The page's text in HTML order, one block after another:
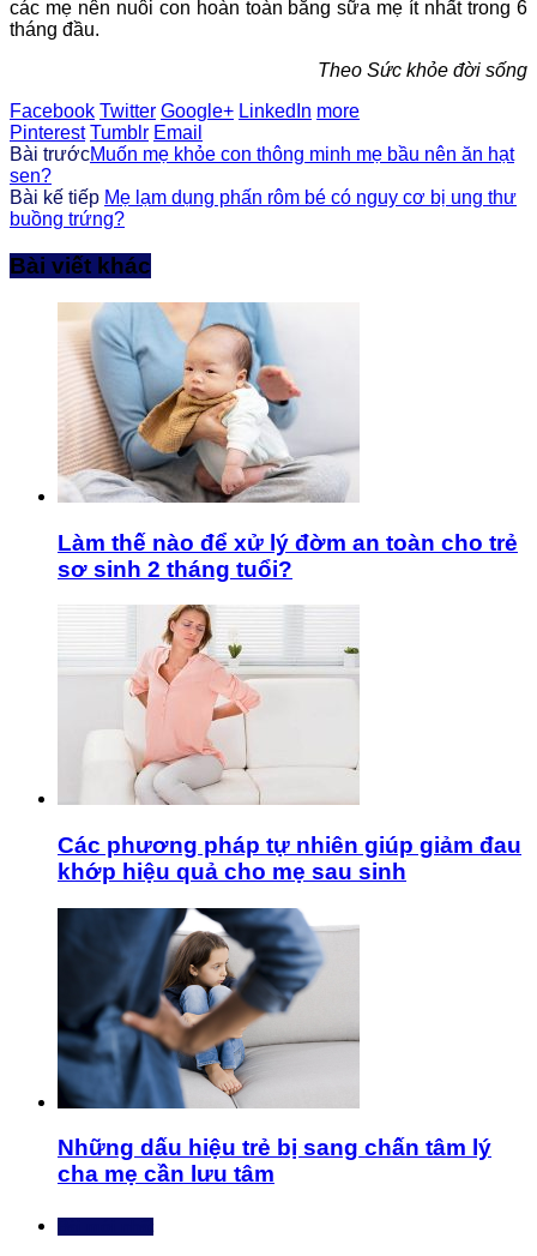
các mẹ nên nuôi con hoàn toàn bằng sữa mẹ ít nhất trong 6
tháng đầu.
Theo Sức khỏe đời sống
Facebook Twitter Google+ LinkedIn more
Pinterest Tumblr Email
Bài trướcMuốn mẹ khỏe con thông minh mẹ bầu nên ăn hạt
sen?
Bài kế tiếp Mẹ lạm dụng phấn rôm bé có nguy cơ bị ung thư
buồng trứng?
Bài viết khác
Làm thế nào để xử lý đờm an toàn cho trẻ
sơ sinh 2 tháng tuổi?
Các phương pháp tự nhiên giúp giảm đau
khớp hiệu quả cho mẹ sau sinh
Những dấu hiệu trẻ bị sang chấn tâm lý
cha mẹ cần lưu tâm